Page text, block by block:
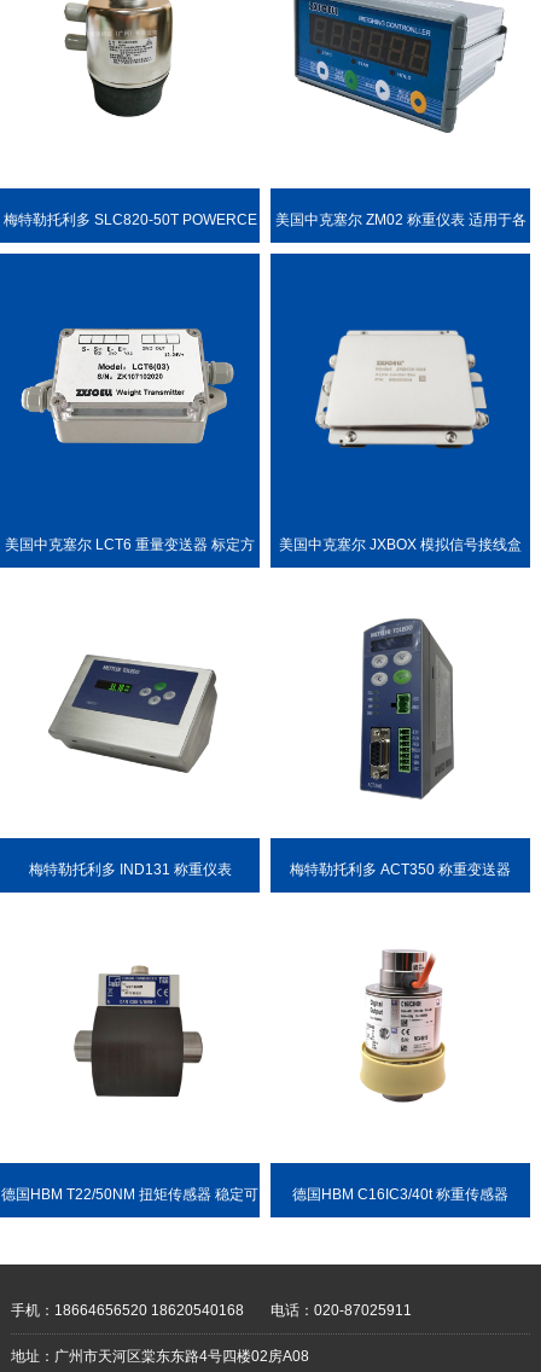
梅特勒托利多 SLC820-50T POWERCE 美国中克塞尔 ZM02 称重仪表 适用于各
美国中克塞尔 LCT6 重量变送器 标定方 美国中克塞尔 JXBOX 模拟信号接线盒
梅特勒托利多 IND131 称重仪表 梅特勒托利多 ACT350 称重变送器
德国HBM T22/50NM 扭矩传感器 稳定可 德国HBM C16IC3/40t 称重传感器
手机：18664656520 18620540168 电话：020-87025911
地址：广州市天河区棠东东路4号四楼02房A08